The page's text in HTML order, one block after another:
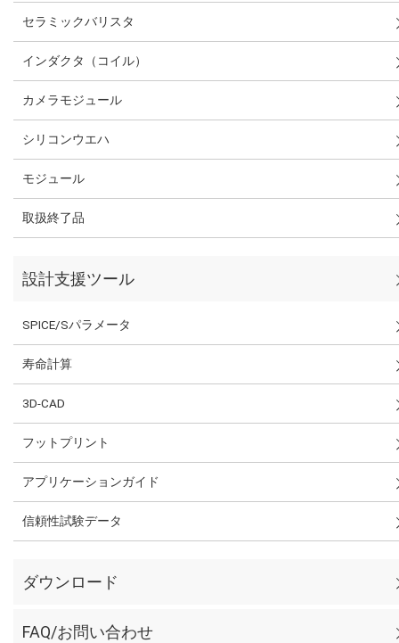
セラミックバリスタ
インダクタ（コイル）
カメラモジュール
シリコンウエハ
モジュール
取扱終了品
設計支援ツール
SPICE/Sパラメータ
寿命計算
3D-CAD
フットプリント
アプリケーションガイド
信頼性試験データ
ダウンロード
FAQ/お問い合わせ